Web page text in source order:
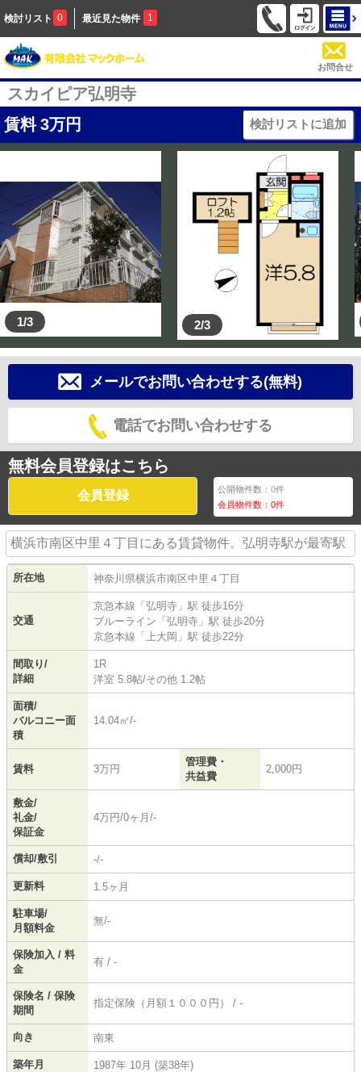
検討リスト 0 最近見た物件 1
お問合せ
スカイピア弘明寺
賃料 3万円 検討リストに追加
1/3 2/3
メールでお問い合わせする(無料)
電話でお問い合わせする
無料会員登録はこちら
会員登録 公開物件数：0件
会員物件数：0件
横浜市南区中里４丁目にある賃貸物件。弘明寺駅が最寄駅
所在地 神奈川県横浜市南区中里 ４丁目
交通
京急本線 「 弘明寺 」駅 徒歩16分
ブルーライン 「 弘明寺 」駅 徒歩20分
京急本線 「 上大岡 」駅 徒歩22分
間取り/
詳細
1R
洋室 5.8帖/その他 1.2帖
面積/
バルコニー面
積
14.04㎡/-
賃料 3万円
管理費・
共益費
2,000円
敷金/
礼金/
保証金
4万円/0ヶ月/-
償却/敷引 -/-
更新料 1.5ヶ月
駐車場/
月額料金
無/-
保険加入 / 料
金
有 / -
保険名 / 保険
期間
指定保険（月額１０００円） / -
向き 南東
築年月 1987年 10月 (築38年)